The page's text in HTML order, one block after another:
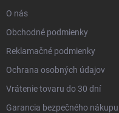
O nás
Obchodné podmienky
Reklamačné podmienky
Ochrana osobných údajov
Vrátenie tovaru do 30 dní
Garancia bezpečného nákupu